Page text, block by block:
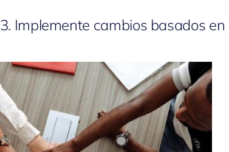
3. Implemente cambios basados